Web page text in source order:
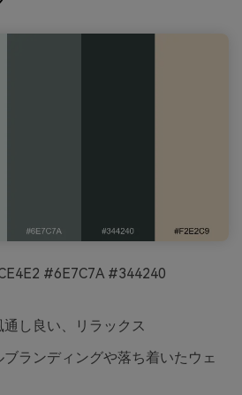
#6E7C7A #344240
通し良い、リラックス
ブランディングや落ち着いたウェ